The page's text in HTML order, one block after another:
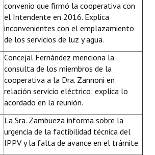
convenio que firmó la cooperativa con
el Intendente en 2016. Explica
inconvenientes con el emplazamiento
de los servicios de luz y agua.
Concejal Fernández menciona la
consulta de los miembros de la
cooperativa a la Dra. Zannoni en
relación servicio eléctrico; explica lo
acordado en la reunión.
La Sra. Zambueza informa sobre la
urgencia de la factibilidad técnica del
IPPV y la falta de avance en el trámite.